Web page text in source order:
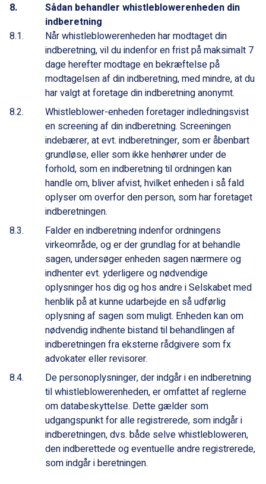
Sådan behandler whistleblowerenheden din
indberetning
Når whistleblowerenheden har modtaget din
indberetning, vil du indenfor en frist på maksimalt 7
dage herefter modtage en bekræftelse på
modtagelsen af din indberetning, med mindre, at du
har valgt at foretage din indberetning anonymt.
Whistleblower-enheden foretager indledningsvist
en screening af din indberetning. Screeningen
indebærer, at evt. indberetninger, som er åbenbart
grundløse, eller som ikke henhører under de
forhold, som en indberetning til ordningen kan
handle om, bliver afvist, hvilket enheden i så fald
oplyser om overfor den person, som har foretaget
indberetningen.
Falder en indberetning indenfor ordningens
virkeområde, og er der grundlag for at behandle
sagen, undersøger enheden sagen nærmere og
indhenter evt. yderligere og nødvendige
oplysninger hos dig og hos andre i Selskabet med
henblik på at kunne udarbejde en så udførlig
oplysning af sagen som muligt. Enheden kan om
nødvendig indhente bistand til behandlingen af
indberetningen fra eksterne rådgivere som fx
advokater eller revisorer.
De personoplysninger, der indgår i en indberetning
til whistleblowerenheden, er omfattet af reglerne
om databeskyttelse. Dette gælder som
udgangspunkt for alle registrerede, som indgår i
indberetningen, dvs. både selve whistlebloweren,
den indberettede og eventuelle andre registrerede,
som indgår i beretningen.